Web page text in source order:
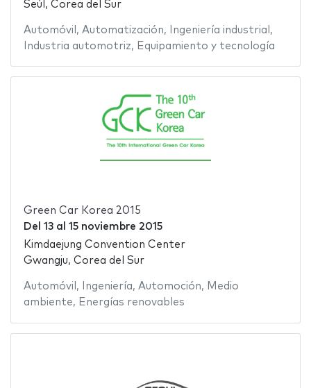
Seúl, Corea del Sur
Automóvil , Automatización, Ingeniería industrial ,
Industria automotriz, Equipamiento y tecnología
Green Car Korea 2015
Del 13al 15 noviembre 2015
Kimdaejung Convention Center
Gwangju, Corea del Sur
Automóvil , Ingeniería, Automoción, Medio
ambiente, Energías renovables